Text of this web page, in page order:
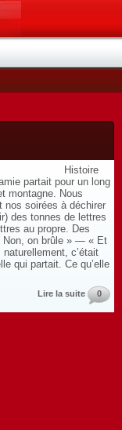
partait pour un long
montagne. Nous
nos soirées à déchirer
des tonnes de lettres
au propre. Des
Non, on brûle » — « Et
c’était
qui partait. Ce qu’elle
Lire la suite 0